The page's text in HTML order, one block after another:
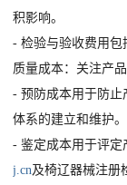
积影响。
- 检验与验收费用包
质量成本：关注产
- 预防成本用于防止
体系的建立和维护。
- 鉴定成本用于评定
j.cn及椅辽器械注册